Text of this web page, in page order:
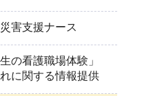
害支援ナース
生の看護職場体験」
に関する情報提供